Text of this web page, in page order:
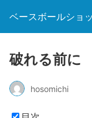
ベースボールショ
破れる前に
hosomichi